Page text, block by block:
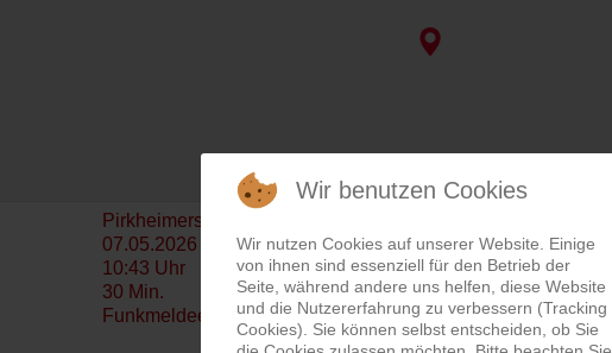
Pirkheimerstraße, 85072 Eichstätt
07.05.2026
10:43 Uhr
30 Min.
Funkmeldeempfänger
Wir benutzen Cookies
Wir nutzen Cookies auf unserer Website. Einige
von ihnen sind essenziell für den Betrieb der
Seite, während andere uns helfen, diese Website
und die Nutzererfahrung zu verbessern (Tracking
Cookies). Sie können selbst entscheiden, ob Sie